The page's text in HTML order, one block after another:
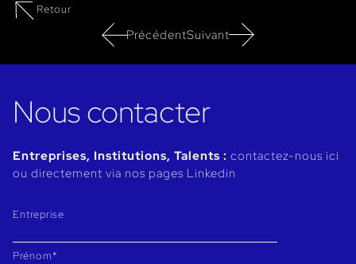
Retour
PrécédentSuivant
Nous contacter
Entreprises, Institutions, Talents : contactez-nous ici
ou directement via nos pages Linkedin
Entreprise
Prénom*